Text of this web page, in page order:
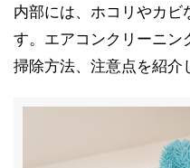
内部には、ホコリやカビ
す。エアコンクリーニン
掃除方法、注意点を紹介